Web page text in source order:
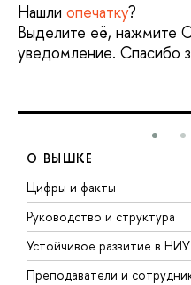
Нашли опечатку?
Выделите её, нажмите
уведомление. Спасибо
О ВЫШКЕ
Цифры и факты
Руководство и структура
Устойчивое развитие в
Преподаватели и